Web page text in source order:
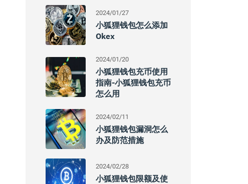
2024/01/27
小狐狸钱包怎么添加
Okex
2024/01/20
小狐狸钱包充币使用
指南-小狐狸钱包充币
怎么用
2024/02/11
小狐狸钱包漏洞怎么
办及防范措施
2024/02/28
小狐狸钱包限额及使